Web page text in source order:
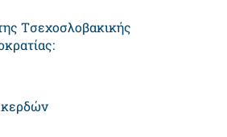
Tσεχοσλοβακικής
κερδών